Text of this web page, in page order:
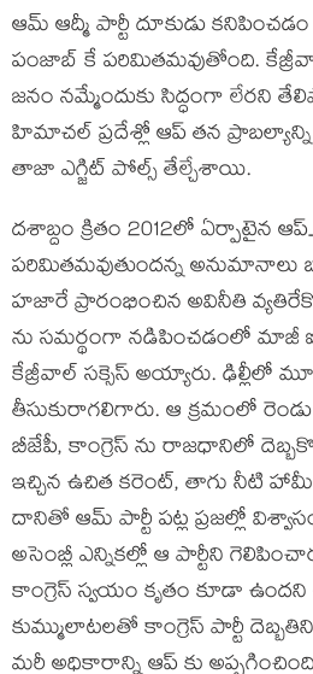
ఆమ్ ఆద్మీ పార్టీ దూకుడు
పంజాబ్ కే పరిమితమవుతోంది.
జనం నమ్మేందుకు సిద్ధంగా లేరని
హిమాచల్ ప్రదేశ్లో ఆప్ తన
తాజా ఎగ్జిట్ పోల్స్ తేల్చేశాయి.
దశాబ్దం క్రితం 2012లో ఏర్పాటైన
పరిమితమవుతుందన్న అనుమానాలు
హజారే ప్రారంభించిన అవినీతి
ను సమర్థంగా నడిపించడంలో మాజీ
కేజ్రీవాల్ సక్సెస్ అయ్యారు. ఢిల్లీలో
తీసుకురాగలిగారు. ఆ క్రమంలో
బీజేపీ, కాంగ్రెస్ ను రాజధానిలో
ఇచ్చిన ఉచిత కరెంట్, తాగు నీటి
దానితో ఆమ్ పార్టీ పట్ల ప్రజల్లో
అసెంబ్లీ ఎన్నికల్లో ఆ పార్టీని
కాంగ్రెస్ స్వయం కృతం కూడా ఉందని
కుమ్ములాటలతో కాంగ్రెస్ పార్టీ
మరీ అధికారాన్ని ఆప్ కు